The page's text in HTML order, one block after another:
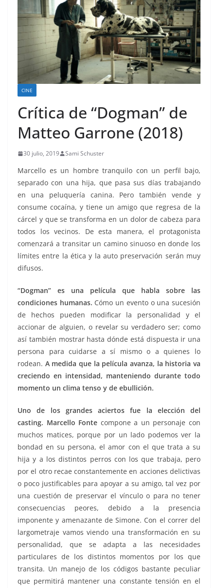
CINE
Crítica de “Dogman” de
Matteo Garrone (2018)
30 julio, 2019 Sami Schuster
Marcello es un hombre tranquilo con un perfil bajo,
separado con una hija, que pasa sus días trabajando
en una peluquería canina. Pero también vende y
consume cocaína, y tiene un amigo que regresa de la
cárcel y que se transforma en un dolor de cabeza para
todos los vecinos. De esta manera, el protagonista
comenzará a transitar un camino sinuoso en donde los
límites entre la ética y la auto preservación serán muy
difusos.
“Dogman” es una película que habla sobre las
condiciones humanas. Cómo un evento o una sucesión
de hechos pueden modificar la personalidad y el
accionar de alguien, o revelar su verdadero ser; como
así también mostrar hasta dónde está dispuesta ir una
persona para cuidarse a sí mismo o a quienes lo
rodean. A medida que la película avanza, la historia va
creciendo en intensidad, manteniendo durante todo
momento un clima tenso y de ebullición.
Uno de los grandes aciertos fue la elección del
casting. Marcello Fonte compone a un personaje con
muchos matices, porque por un lado podemos ver la
bondad en su persona, el amor con el que trata a su
hija y a los distintos perros con los que trabaja, pero
por el otro recae constantemente en acciones delictivas
o poco justificables para apoyar a su amigo, tal vez por
una cuestión de preservar el vínculo o para no tener
consecuencias peores, debido a la presencia
imponente y amenazante de Simone. Con el correr del
largometraje vamos viendo una transformación en su
personalidad, que se adapta a las necesidades
particulares de los distintos momentos por los que
transita. Un manejo de los códigos bastante peculiar
que permitirá mantener una constante tensión en el